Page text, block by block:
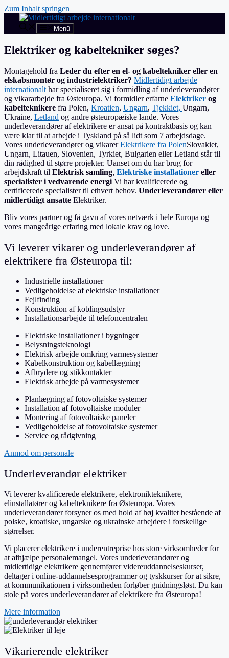
Zum Inhalt springen
Menü
Elektriker og kabeltekniker søges?
Montagehold fra Leder du efter en el- og kabeltekniker eller en
elskabsmontør og industrielektriker? Midlertidigt arbejde
internationalthar specialiseret sig i formidling af underleverandører
og vikararbejde fra Østeuropa. Vi formidler erfarne Elektriker og
kabelteknikere fra Polen, Kroatien, Ungarn, Tjekkiet, Ungarn,
Ukraine, Letland og andre østeuropæiske lande. Vores
underleverandører af elektrikere er ansat på kontraktbasis og kan
være klar til at arbejde i Tyskland på så lidt som 7 arbejdsdage.
Vores underleverandører og vikarerElektrikere fra PolenSlovakiet,
Ungarn, Litauen, Slovenien, Tyrkiet, Bulgarien eller Letland står til
din rådighed til større projekter. Uanset om du har brug for
arbejdskraft til Elektrisk samling, Elektriske installationer eller
specialister i vedvarende energiVi har kvalificerede og
certificerede specialister til ethvert behov. Underleverandører eller
midlertidigt ansatte Elektriker.
Bliv vores partner og få gavn af vores netværk i hele Europa og
vores mangeårige erfaring med lokale krav og love.
Vi leverer vikarer og underleverandører af
elektrikere fra Østeuropa til:
Industrielle installationer
Vedligeholdelse af elektriske installationer
Fejlfinding
Konstruktion af koblingsudstyr
Installationsarbejde til telefoncentralen
Elektriske installationer i bygninger
Belysningsteknologi
Elektrisk arbejde omkring varmesystemer
Kabelkonstruktion og kabellægning
Afbrydere og stikkontakter
Elektrisk arbejde på varmesystemer
Planlægning af fotovoltaiske systemer
Installation af fotovoltaiske moduler
Montering af fotovoltaiske paneler
Vedligeholdelse af fotovoltaiske systemer
Service og rådgivning
Anmod om personale
Underleverandør elektriker
Vi leverer kvalificerede elektrikere, elektronikteknikere,
elinstallatører og kabelteknikere fra Østeuropa. Vores
underleverandører forsyner os med hold af høj kvalitet bestående af
polske, kroatiske, ungarske og ukrainske arbejdere i forskellige
størrelser.
Vi placerer elektrikere i underentreprise hos store virksomheder for
at afhjælpe personalemangel. Vores underleverandører og
midlertidige elektrikere gennemfører videreuddannelseskurser,
deltager i online-uddannelsesprogrammer og tyskkurser for at sikre,
at kommunikationen i virksomheden forløber gnidningsløst. Du kan
stole på vores underleverandører af elektrikere fra Østeuropa!
Mere information
Vikarierende elektriker